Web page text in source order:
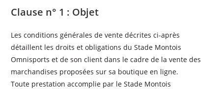
Clause n° 1 : Objet
Les conditions générales de vente décrites ci-après
détaillent les droits et obligations du Stade Montois
Omnisports et de son client dans le cadre de la vente des
marchandises proposées sur sa boutique en ligne.
Toute prestation accomplie par le Stade Montois